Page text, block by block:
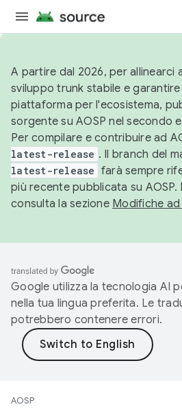
A partire dal 2026, per allinearci
sviluppo trunk stabile e
piattaforma per l'ecosistema,
sorgente su AOSP nel secondo
Per compilare e contribuire ad
latest-release . Il branch del
latest-release farà sempre
più recente pubblicata su AOSP.
consulta la sezione Modifiche ad
Google utilizza la tecnologia AI
nella tua lingua preferita. Le
potrebbero contenere errori.
AOSP